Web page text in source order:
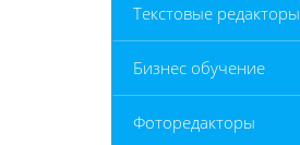
Текстовые редакторы
Бизнес обучение
Фоторедакторы